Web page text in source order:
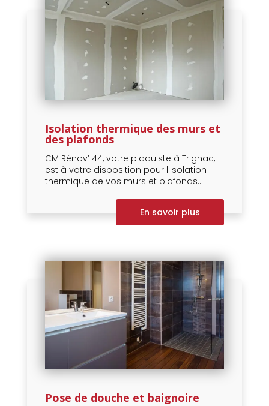
Isolation thermique des murs et
des plafonds
CM Rénov’ 44, votre plaquiste à Trignac,
est à votre disposition pour l'isolation
thermique de vos murs et plafonds....
En savoir plus
Pose de douche et baignoire